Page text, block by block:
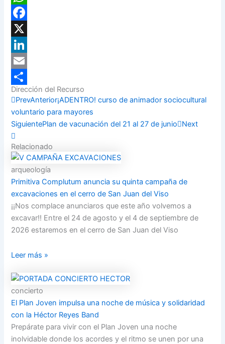
WhatsApp
Facebook
X
LinkedIn
Email
Compartir
Dirección del Recurso
PrevAnterior¡ADENTRO! curso de animador sociocultural
voluntario para mayores
SiguientePlan de vacunación del 21 al 27 de junio Next
Relacionado
arqueología
Primitiva Complutum anuncia su quinta campaña de
excavaciones en el cerro de San Juan del Viso
¡¡Nos complace anunciaros que este año volvemos a
excavar!! Entre el 24 de agosto y el 4 de septiembre de
2026 estaremos en el cerro de San Juan del Viso
Leer más »
concierto
El Plan Joven impulsa una noche de música y solidaridad
con la Héctor Reyes Band
Prepárate para vivir con el Plan Joven una noche
inolvidable donde los acordes y el ritmo se unen por una